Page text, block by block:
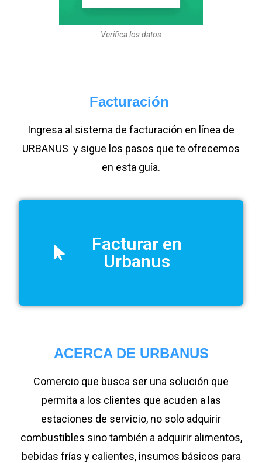
Verifica los datos
Facturación
Ingresa al sistema de facturación en línea de
URBANUS y sigue los pasos que te ofrecemos
en esta guía.
Facturar en
Urbanus
ACERCA DE URBANUS
Comercio que busca ser una solución que
permita a los clientes que acuden a las
estaciones de servicio, no solo adquirir
combustibles sino también a adquirir alimentos,
bebidas frías y calientes, insumos básicos para